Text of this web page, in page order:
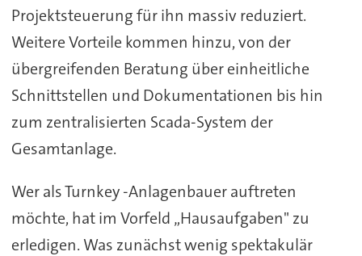
Projektsteuerung für ihn massiv reduziert.
Weitere Vorteile kommen hinzu, von der
übergreifenden Beratung über einheitliche
Schnittstellen und Dokumentationen bis hin
zum zentralisierten Scada-System der
Gesamtanlage.
Wer als Turnkey -Anlagenbauer auftreten
möchte, hat im Vorfeld „Hausaufgaben" zu
erledigen. Was zunächst wenig spektakulär